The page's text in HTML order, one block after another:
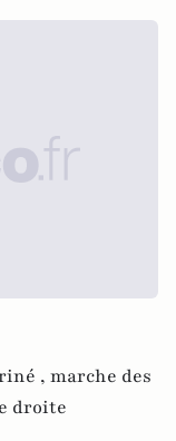
, marche des
droite